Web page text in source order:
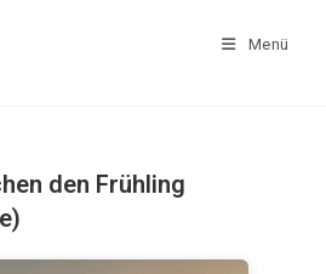
Menü
den Frühling